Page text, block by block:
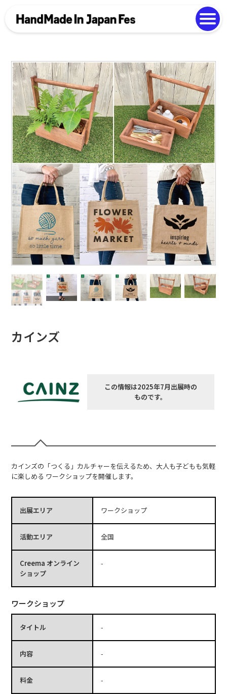
Photo Gallery
EN 中文
カインズ
この情報は2025年7月出展時の
ものです。
カインズの「つくる」カルチャーを伝えるため、大人も子どもも気軽
に楽しめる ワークショップを開催します。
出展エリア ワークショップ
活動エリア 全国
Creema オンライン
ショップ
-
ワークショップ
タイトル -
内容 -
料金 -